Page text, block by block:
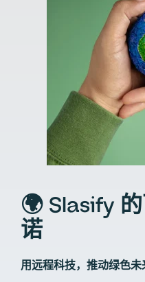
🌍 Slasify
诺
用远程科技，推动绿色未